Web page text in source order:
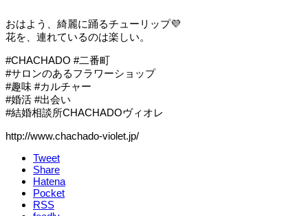
おはよう、綺麗に踊るチューリップ💜
花を、連れているのは楽しい。
#CHACHADO #二番町
#サロンのあるフラワーショップ
#趣味 #カルチャー
#婚活 #出会い
#結婚相談所CHACHADOヴィオレ
http://www.chachado-violet.jp/
Tweet
Share
Hatena
Pocket
RSS